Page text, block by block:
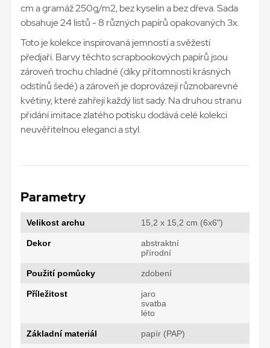
cm a gramáž 250g/m2, bez kyselin a bez dřeva. Sada
obsahuje 24 listů - 8 různých papírů opakovaných 3x.
Toto je kolekce inspirovaná jemností a svěžestí
předjaří. Barvy těchto scrapbookových papírů jsou
zároveň trochu chladné (díky přítomnosti krásných
odstínů šedé) a zároveň je doprovázejí různobarevné
květiny, které zahřejí každý list sady. Na druhou stranu
přidání imitace zlatého potisku dodává celé kolekci
neuvěřitelnou eleganci a styl.
Parametry
Velikost archu 15,2 x 15,2 cm (6x6")
Dekor
abstraktní
přírodní
Použití pomůcky zdobení
Příležitost
jaro
svatba
léto
Základní materiál papír (PAP)